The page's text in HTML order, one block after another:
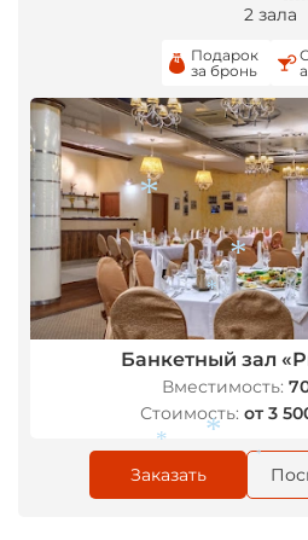
2 зала
Подарок
за бронь
Банкетный зал
Вместимость:
Стоимость: от 3
Заказать
*
**
*